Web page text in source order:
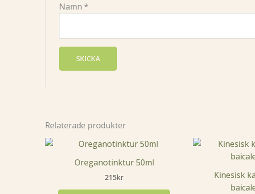
Namn *
Relaterade produkter
Oreganotinktur 50ml
215kr
Kinesisk